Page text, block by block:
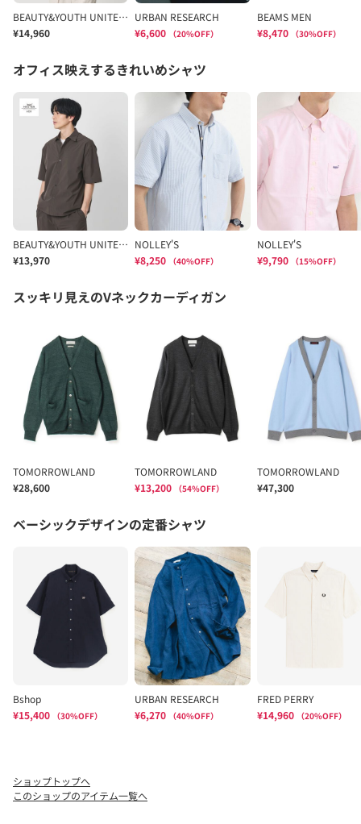
ショップトップへ
このショップのアイテム一覧へ